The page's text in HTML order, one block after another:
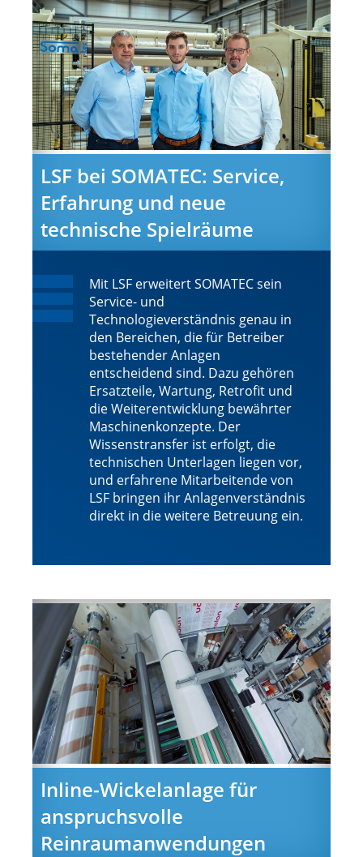
LSF bei SOMATEC: Service,
Erfahrung und neue
technische Spielräume
Mit LSF erweitert SOMATEC sein
Service- und
Technologieverständnis genau in
den Bereichen, die für Betreiber
bestehender Anlagen
entscheidend sind. Dazu gehören
Ersatzteile, Wartung, Retrofit und
die Weiterentwicklung bewährter
Maschinenkonzepte. Der
Wissenstransfer ist erfolgt, die
technischen Unterlagen liegen vor,
und erfahrene Mitarbeitende von
LSF bringen ihr Anlagenverständnis
direkt in die weitere Betreuung ein.
Inline-Wickelanlage für
anspruchsvolle
Reinraumanwendungen